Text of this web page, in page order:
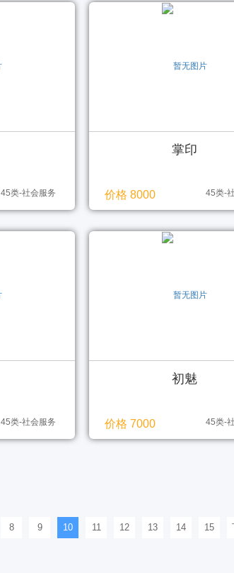
45类-社会服务
掌印
价格 8000 45类-
45类-社会服务
初魅
价格 7000 45类-
8 9 10 11 12 13 14 15